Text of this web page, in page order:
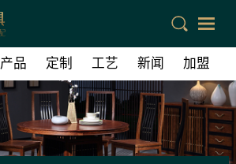
产品 定制 工艺 新闻 加盟
联系